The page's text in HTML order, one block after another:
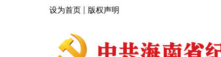
设为首页 版权声明